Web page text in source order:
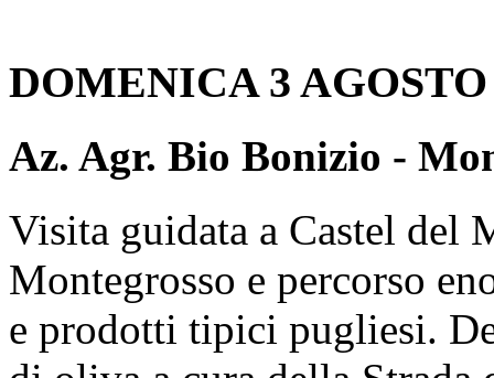
DOMENICA 3 AGOSTO
Az. Agr. Bio Bonizio -
Visita guidata a Castel del
Montegrosso e percorso
e prodotti tipici pugliesi.